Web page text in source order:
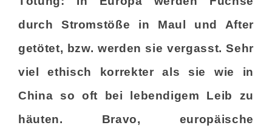
durch Stromstöße in Maul und After
getötet, bzw. werden sie vergasst. Sehr
viel ethisch korrekter als sie wie in
China so oft bei lebendigem Leib zu
häuten. Bravo, europäische